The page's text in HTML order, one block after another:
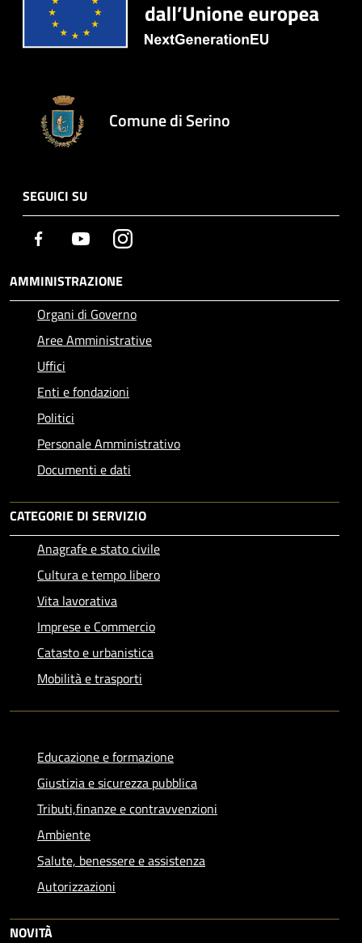
Comune di Serino
SEGUICI SU
Facebook YoutubeInstagram
AMMINISTRAZIONE
Organi di Governo
Aree Amministrative
Uffici
Enti e fondazioni
Politici
Personale Amministrativo
Documenti e dati
CATEGORIE DI SERVIZIO
Anagrafe e stato civile
Cultura e tempo libero
Vita lavorativa
Imprese e Commercio
Catasto e urbanistica
Mobilità e trasporti
Educazione e formazione
Giustizia e sicurezza pubblica
Tributi,finanze e contravvenzioni
Ambiente
Salute, benessere e assistenza
Autorizzazioni
NOVITÀ